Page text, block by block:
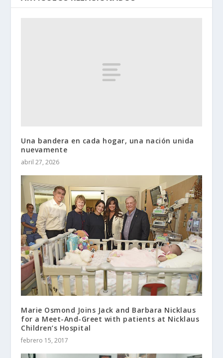
Una bandera en cada hogar, una nación unida
nuevamente
abril 27, 2026
Marie Osmond Joins Jack and Barbara Nicklaus
for a Meet-And-Greet with patients at Nicklaus
Children’s Hospital
febrero 15, 2017